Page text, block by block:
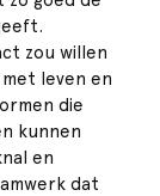
zou willen
leven en
die
kunnen
en
dat